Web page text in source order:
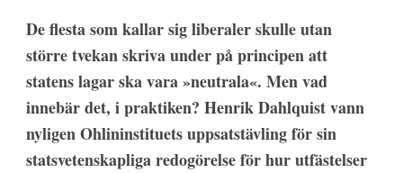
De flesta som kallar sig liberaler skulle utan
större tvekan skriva under på principen att
statens lagar ska vara »neutrala«. Men vad
innebär det, i praktiken? Henrik Dahlquist vann
nyligen Ohlin­instituets uppsatstävling för sin
statsvetenskapliga redogörelse för hur utfästelser